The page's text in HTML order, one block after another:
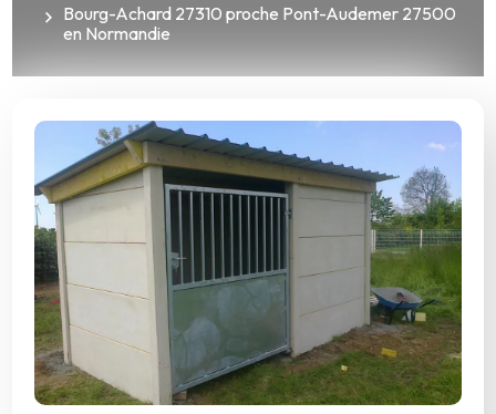
Bourg-Achard 27310 proche Pont-Audemer 27500
en Normandie